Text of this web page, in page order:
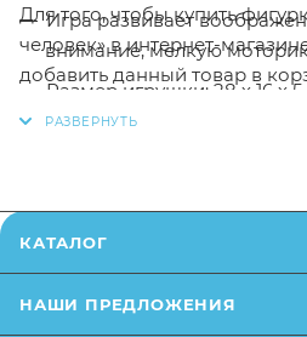
Игра развивает
внимание, мелкую
Размер игрушки: 28 х 16 х 5
Рекомендуется детям от 3-х
Для того, чтобы купить
человек» в интернет-
добавить данный товар в
сайте (например, оттенки
влияющие на основные
КАТАЛОГ
НАШИ ПРЕДЛОЖЕНИЯ